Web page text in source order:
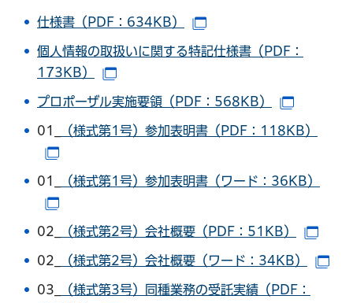
仕様書（PDF：634KB）
個人情報の取扱いに関する特記仕様書（PDF：
173KB）
プロポーザル実施要領（PDF：568KB）
01_
（様式第1号）参加表明書（PDF：118KB）
01_
（様式第1号）参加表明書（ワード：36KB）
02_
（様式第2号）会社概要（PDF：51KB）
02_
（様式第2号）会社概要（ワード：34KB）
03_
（様式第3号）同種業務の受託実績（PDF：